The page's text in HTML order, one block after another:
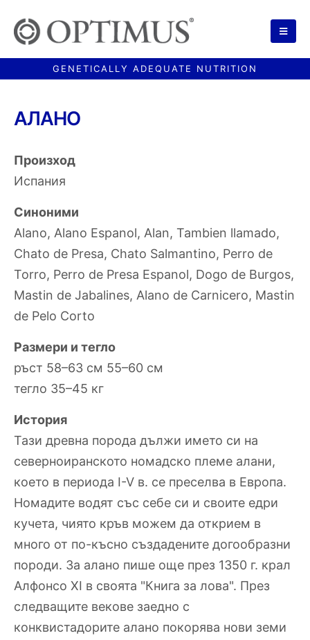
АЛАНО
Произход
Испания
Синоними
Alano, Alano Espanol, Alan, Tambien llamado,
Chato de Presa, Chato Salmantino, Perro de
Torro, Perro de Presa Espanol, Dogo de Burgos,
Mastin de Jabalines, Alano de Carnicero, Mastin
de Pelo Corto
Размери и тегло
ръст 58–63 см 55–60 см
тегло 35–45 кг
История
Тази древна порода дължи името си на
северноиранското номадско племе алани,
което в периода I-V в. се преселва в Европа.
Номадите водят със себе си и своите едри
кучета, чиято кръв можем да открием в
много от по-късно създадените догообразни
породи. За алано пише още през 1350 г. крал
Алфонсо ХI в своята "Книга за лова". През
следващите векове заедно с
конквистадорите алано покорява нови земи